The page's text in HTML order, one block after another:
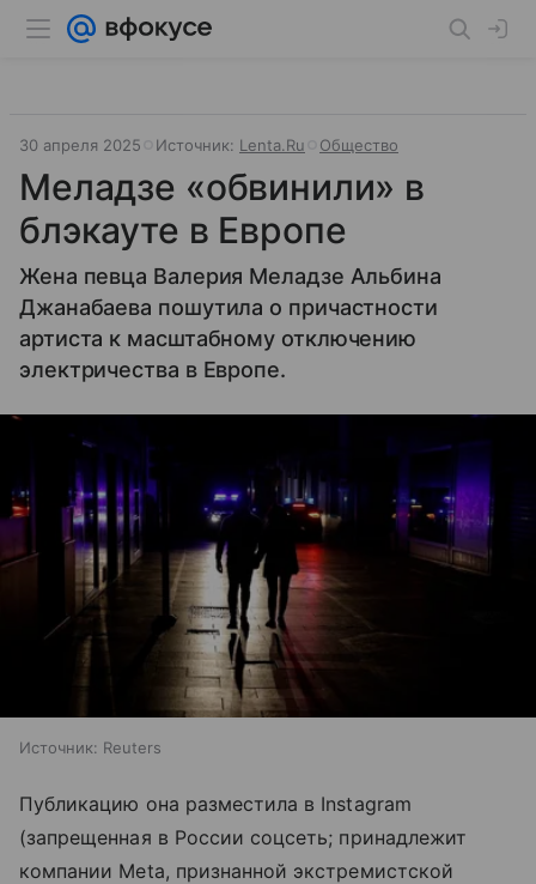
30 апреля 2025 Источник: Lenta.Ru Общество
Меладзе «обвинили» в
блэкауте в Европе
Жена певца Валерия Меладзе Альбина
Джанабаева пошутила о причастности
артиста к масштабному отключению
электричества в Европе.
Источник: Reuters
Публикацию она разместила в Instagram
(запрещенная в России соцсеть; принадлежит
компании Meta, признанной экстремистской